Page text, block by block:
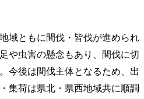
域ともに間伐・皆伐が進められ
や虫害の懸念もあり、間伐に切
今後は間伐主体となるため、出
集荷は県北・県西地域共に順調